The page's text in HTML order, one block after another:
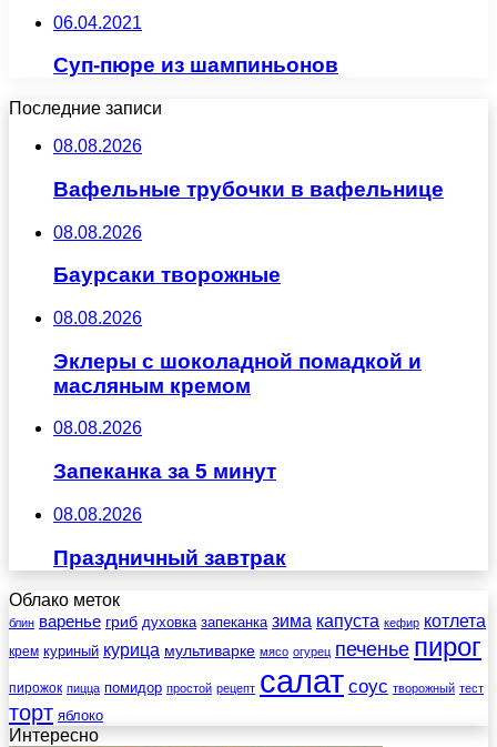
06.04.2021
Суп-пюре из шампиньонов
Последние записи
08.08.2026
Вафельные трубочки в вафельнице
08.08.2026
Баурсаки творожные
08.08.2026
Эклеры с шоколадной помадкой и
масляным кремом
08.08.2026
Запеканка за 5 минут
08.08.2026
Праздничный завтрак
Облако меток
блин варенье гриб духовка запеканка зима капуста кефир котлета
крем куриный курица мультиварке мясо огурец печенье пирог
пирожок пицца помидор простой рецепт салат соус творожный тест
торт яблоко
Интересно